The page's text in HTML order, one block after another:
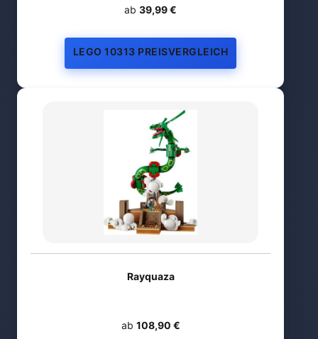
ab 39,99 €
LEGO 10313 PREISVERGLEICH
Rayquaza
ab 108,90 €